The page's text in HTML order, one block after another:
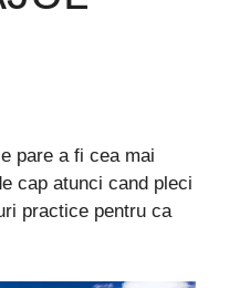
pare a fi cea mai
cap atunci cand pleci
practice pentru ca